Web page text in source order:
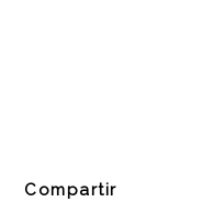
Compartir